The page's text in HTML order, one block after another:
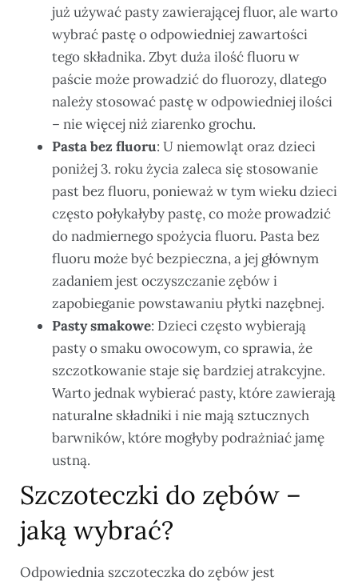
już używać pasty zawierającej fluor, ale warto
wybrać pastę o odpowiedniej zawartości
tego składnika. Zbyt duża ilość fluoru w
paście może prowadzić do fluorozy, dlatego
należy stosować pastę w odpowiedniej ilości
– nie więcej niż ziarenko grochu.
Pasta bez fluoru: U niemowląt oraz dzieci
poniżej 3. roku życia zaleca się stosowanie
past bez fluoru, ponieważ w tym wieku dzieci
często połykałyby pastę, co może prowadzić
do nadmiernego spożycia fluoru. Pasta bez
fluoru może być bezpieczna, a jej głównym
zadaniem jest oczyszczanie zębów i
zapobieganie powstawaniu płytki nazębnej.
Pasty smakowe: Dzieci często wybierają
pasty o smaku owocowym, co sprawia, że
szczotkowanie staje się bardziej atrakcyjne.
Warto jednak wybierać pasty, które zawierają
naturalne składniki i nie mają sztucznych
barwników, które mogłyby podrażniać jamę
ustną.
Szczoteczki do zębów –
jaką wybrać?
Odpowiednia szczoteczka do zębów jest